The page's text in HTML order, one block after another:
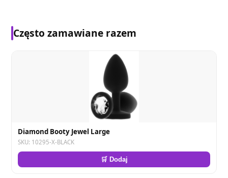
Często zamawiane razem
Diamond Booty Jewel Large
SKU: 10295-X-BLACK
🛒 Dodaj